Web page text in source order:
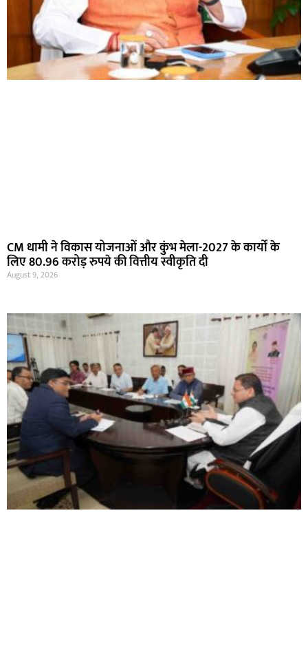
CM धामी ने विकास योजनाओं और कुंभ मेला-2027 के कार्यों के
लिए 80.96 करोड़ रुपये की वित्तीय स्वीकृति दी
August 9, 2026